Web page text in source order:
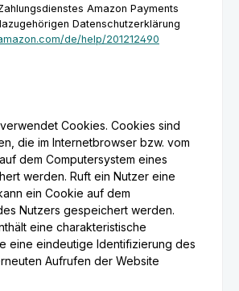
Amazon Payments
Datenschutzerklärung
de/help/201212490
Cookies. Cookies sind
die im Internetbrowser bzw. vom
dem Computersystem eines
werden. Ruft ein Nutzer eine
ein Cookie auf dem
Nutzers gespeichert werden.
eine charakteristische
eine eindeutige Identifizierung des
Aufrufen der Website